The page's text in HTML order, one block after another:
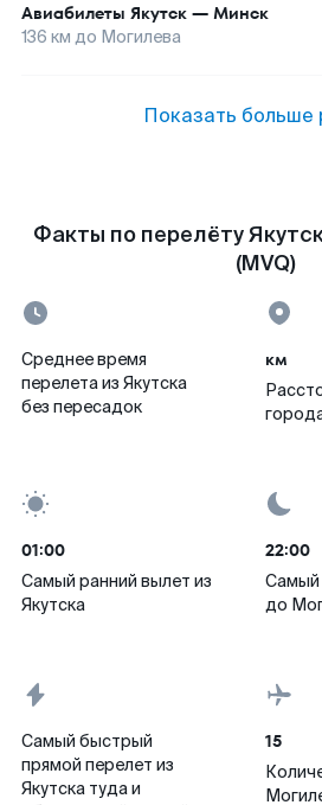
Авиабилеты Якутск — Минск
136 км до Могилева
Показать больше
Факты по перелёту
(MVQ)
Среднее время
перелета из Якутска
без пересадок
км
01:00
Самый ранний вылет из
Якутска
22:00
Самый
до
Самый быстрый
прямой перелет из
Якутска туда и
15